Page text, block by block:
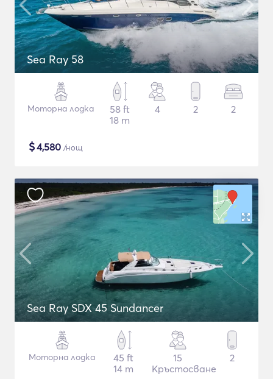
Sea Ray 58
Моторна лодка
58 ft
18 m
4 2 2
$4,580 /нощ
Sea Ray SDX 45 Sundancer
Моторна лодка
45 ft
14 m
15
Кръстосване
2